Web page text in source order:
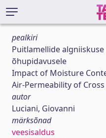
pealkiri
Puitlamellide
õhupidavusele
Impact of Moisture
Air-Permeability of
autor
Luciani, Giovanni
märksõnad
veesisaldus